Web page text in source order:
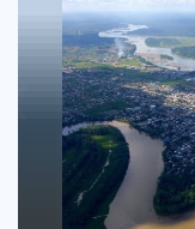
Previous